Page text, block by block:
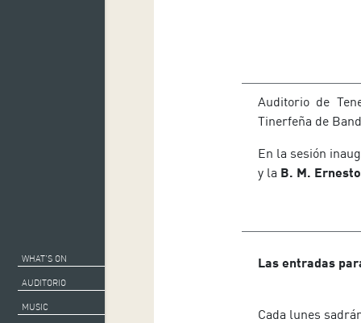
WHAT’S ON
AUDITORIO
MUSIC
Auditorio de
Tinerfeña de
En la sesión
y la B. M.
Las entradas
Cada lunes